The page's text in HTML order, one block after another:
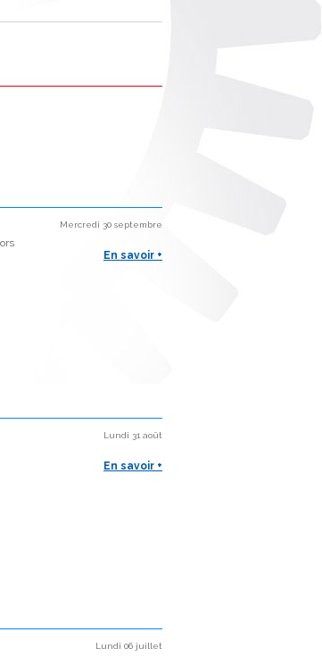
Mercredi 30 septembre
En savoir +
Lundi 31 août
En savoir +
Lundi 06 juillet